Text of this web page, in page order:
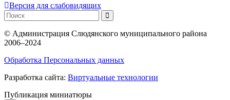
Версия для слабовидящих
© Администрация Слюдянского муниципального района
2006–2024
Обработка Персональных данных
Разработка сайта: Виртуальные технологии
Публикация миниатюры